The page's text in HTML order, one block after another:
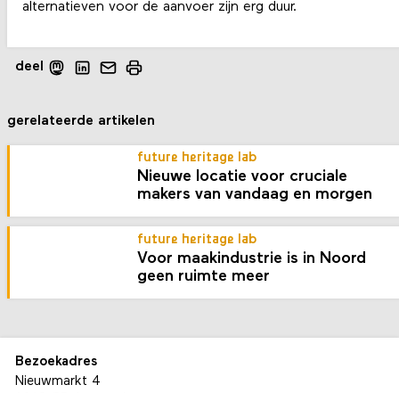
alternatieven voor de aanvoer zijn erg duur.
deel
gerelateerde artikelen
future heritage lab
Nieuwe locatie voor cruciale
makers van vandaag en morgen
future heritage lab
Voor maakindustrie is in Noord
geen ruimte meer
Bezoekadres
Nieuwmarkt 4